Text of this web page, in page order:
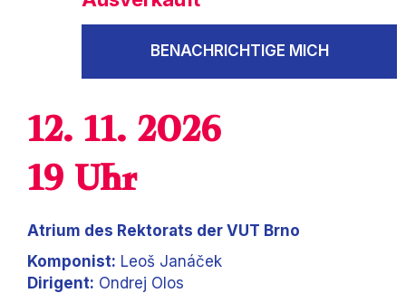
BENACHRICHTIGE MICH
12. 11. 2026
19 Uhr
Atrium des Rektorats der VUT Brno
Komponist: Leoš Janáček
Dirigent: Ondrej Olos